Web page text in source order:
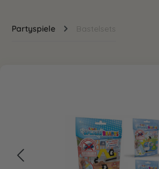
Partyspiele Bastelsets